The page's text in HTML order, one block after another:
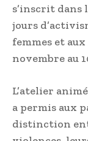
s’inscrit dans
jours
femmes et
novembre au
L’atelier
a permis aux
distinction